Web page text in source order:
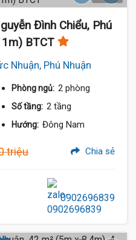
Đình Chiểu, Phú
BTCT
Nhuận, Phú Nhuận
Phòng ngủ: 2 phòng
Số tầng: 2 tầng
Hướng: Đông Nam
triệu Chia sẻ
0902696839